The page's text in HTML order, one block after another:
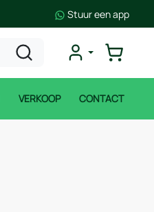
Stuur een app
VERKOOP CONTACT